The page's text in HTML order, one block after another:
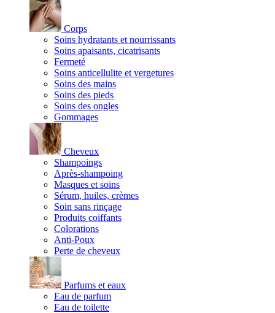
Corps
Soins hydratants et nourrissants
Soins apaisants, cicatrisants
Fermeté
Soins anticellulite et vergetures
Soins des mains
Soins des pieds
Soins des ongles
Gommages
Cheveux
Shampoings
Après-shampoing
Masques et soins
Sérum, huiles, crèmes
Soin sans rinçage
Produits coiffants
Colorations
Anti-Poux
Perte de cheveux
Parfums et eaux
Eau de parfum
Eau de toilette